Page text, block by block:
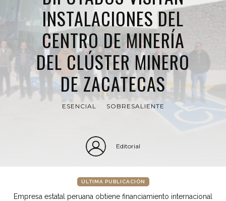
INSTALACIONES DEL
CENTRO DE MINERÍA
DEL CLÚSTER MINERO
DE ZACATECAS
ESENCIAL SOBRESALIENTE
Editorial
ÚLTIMA PUBLICACIÓN
Empresa estatal peruana obtiene financiamiento internacional